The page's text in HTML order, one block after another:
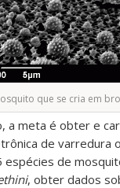
que se cria em
a meta é obter e
de varredura
espécies de
, obter dados